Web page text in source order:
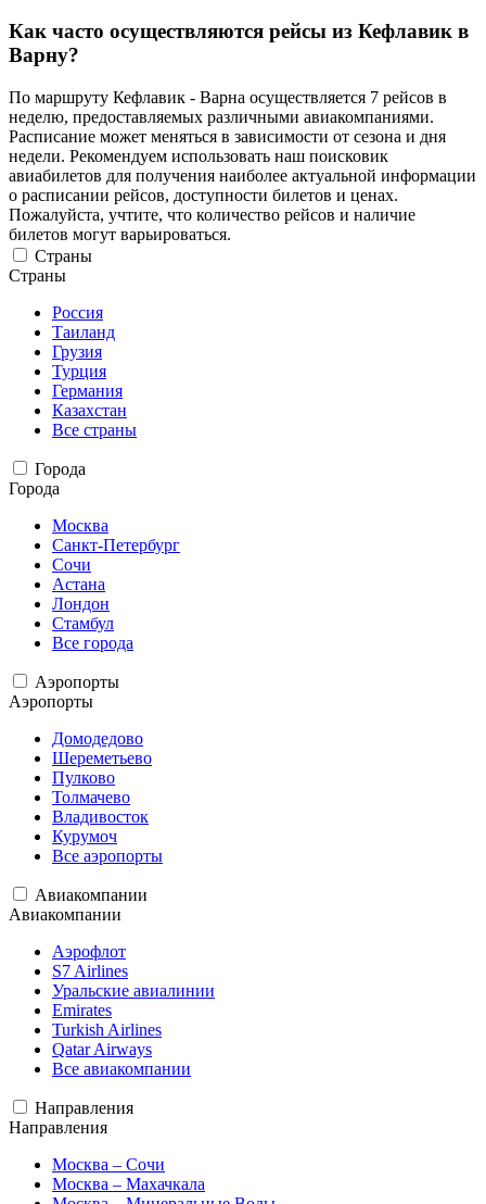
Как часто осуществляются рейсы из Кефлавик в
Варну?
По маршруту Кефлавик - Варна осуществляется 7 рейсов в
неделю, предоставляемых различными авиакомпаниями.
Расписание может меняться в зависимости от сезона и дня
недели. Рекомендуем использовать наш поисковик
авиабилетов для получения наиболее актуальной информации
о расписании рейсов, доступности билетов и ценах.
Пожалуйста, учтите, что количество рейсов и наличие
билетов могут варьироваться.
Страны
Страны
Россия
Таиланд
Грузия
Турция
Германия
Казахстан
Все страны
Города
Города
Москва
Санкт-Петербург
Сочи
Астана
Лондон
Стамбул
Все города
Аэропорты
Аэропорты
Домодедово
Шереметьево
Пулково
Толмачево
Владивосток
Курумоч
Все аэропорты
Авиакомпании
Авиакомпании
Аэрофлот
S7 Airlines
Уральские авиалинии
Emirates
Turkish Airlines
Qatar Airways
Все авиакомпании
Направления
Направления
Москва – Сочи
Москва – Махачкала